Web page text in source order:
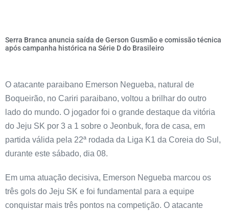
Serra Branca anuncia saída de Gerson Gusmão e comissão técnica
após campanha histórica na Série D do Brasileiro
O atacante paraibano Emerson Negueba, natural de
Boqueirão, no Cariri paraibano, voltou a brilhar do outro
lado do mundo. O jogador foi o grande destaque da vitória
do Jeju SK por 3 a 1 sobre o Jeonbuk, fora de casa, em
partida válida pela 22ª rodada da Liga K1 da Coreia do Sul,
durante este sábado, dia 08.
Em uma atuação decisiva, Emerson Negueba marcou os
três gols do Jeju SK e foi fundamental para a equipe
conquistar mais três pontos na competição. O atacante